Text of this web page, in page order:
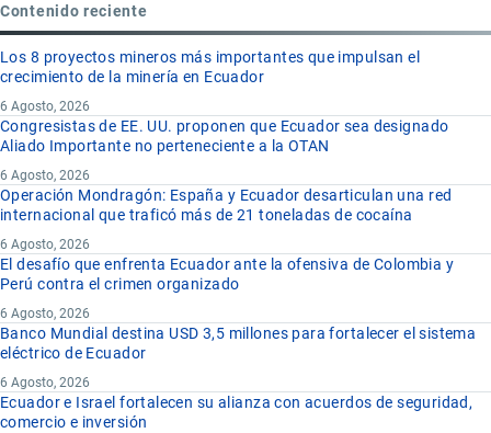
Contenido reciente
Los 8 proyectos mineros más importantes que impulsan el
crecimiento de la minería en Ecuador
6 Agosto, 2026
Congresistas de EE. UU. proponen que Ecuador sea designado
Aliado Importante no perteneciente a la OTAN
6 Agosto, 2026
Operación Mondragón: España y Ecuador desarticulan una red
internacional que traficó más de 21 toneladas de cocaína
6 Agosto, 2026
El desafío que enfrenta Ecuador ante la ofensiva de Colombia y
Perú contra el crimen organizado
6 Agosto, 2026
Banco Mundial destina USD 3,5 millones para fortalecer el sistema
eléctrico de Ecuador
6 Agosto, 2026
Ecuador e Israel fortalecen su alianza con acuerdos de seguridad,
comercio e inversión